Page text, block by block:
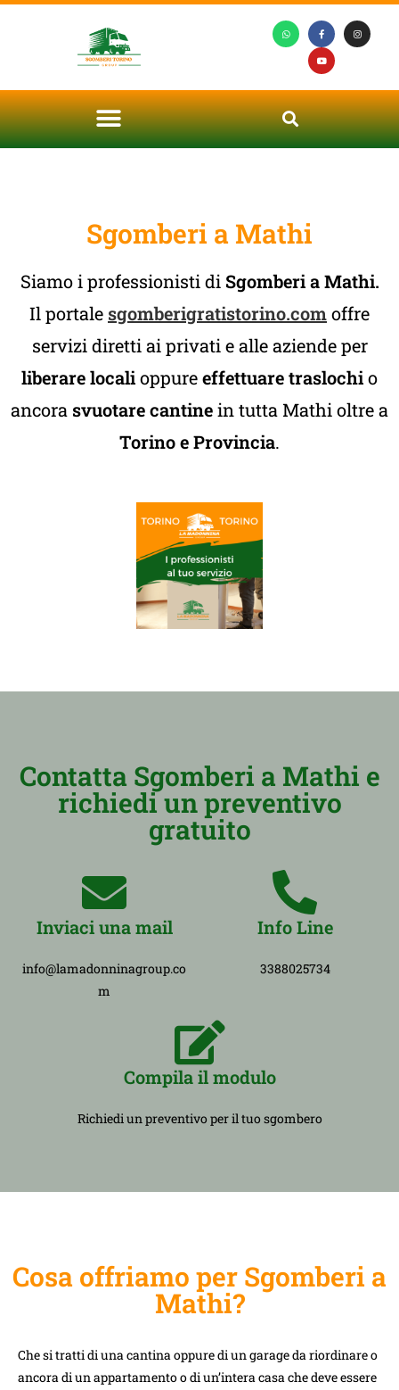
Sgomberi a Mathi
Siamo i professionisti di Sgomberi a Mathi.
Il portale sgomberigratistorino.comoffre
servizi diretti ai privati e alle aziende per
liberare localioppureeffettuare traslochio
ancora svuotare cantinein tutta Mathi oltre a
Torino e Provincia.
Contatta Sgomberi a Mathi e
richiedi un preventivo
gratuito
Inviaci una mail
info@lamadonninagroup.co
m
Info Line
3388025734
Compila il modulo
Richiedi un preventivo per il tuo sgombero
Cosa offriamo per Sgomberi a
Mathi?
Che si tratti di una cantina oppure di un garage da riordinare o
ancora di un appartamento o di un’intera casa che deve essere